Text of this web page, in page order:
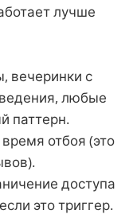
лучше
вечеринки с
любые
паттерн.
отбоя (это
доступа
это триггер.